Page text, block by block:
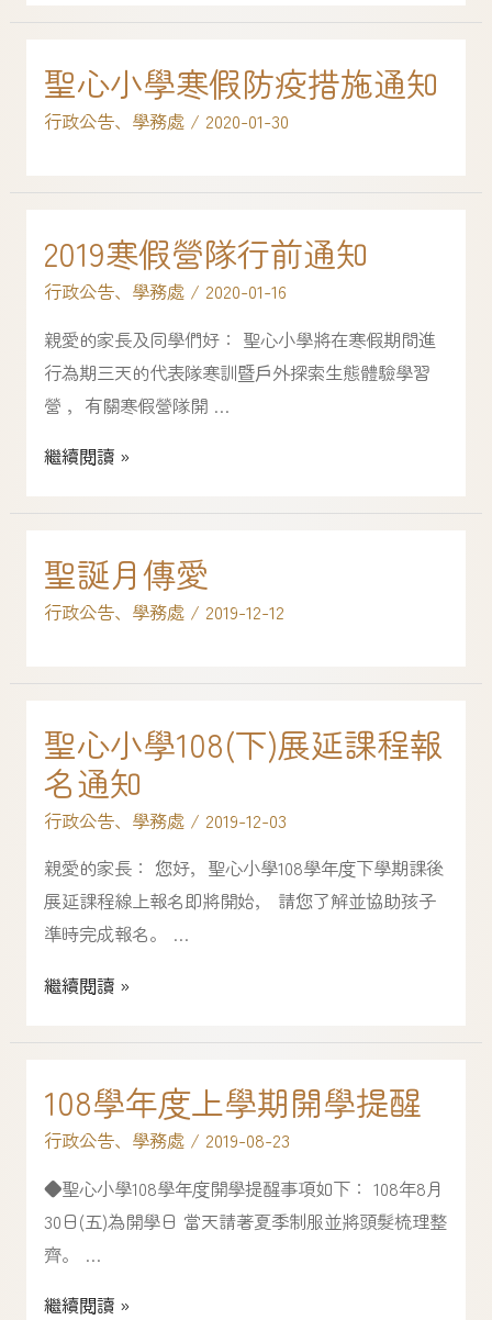
聖心小學寒假防疫措施通知
行政公告、 學務處 / 2020-01-30
2019寒假營隊行前通知
行政公告、 學務處 / 2020-01-16
親愛的家長及同學們好： 聖心小學將在寒假期間進
行為期三天的代表隊寒訓暨戶外探索生態體驗學習
營 ，有關寒假營隊開 …
繼續閱讀 »
聖誕月傳愛
行政公告、 學務處 / 2019-12-12
聖心小學108(下)展延課程報
名通知
行政公告、 學務處 / 2019-12-03
親愛的家長： 您好，聖心小學108學年度下學期課後
展延課程線上報名即將開始， 請您了解並協助孩子
準時完成報名。 …
繼續閱讀 »
108學年度上學期開學提醒
行政公告、 學務處 / 2019-08-23
◆聖心小學108學年度開學提醒事項如下： 108年8月
30日(五)為開學日 當天請著夏季制服並將頭髮梳理整
齊。 …
繼續閱讀 »